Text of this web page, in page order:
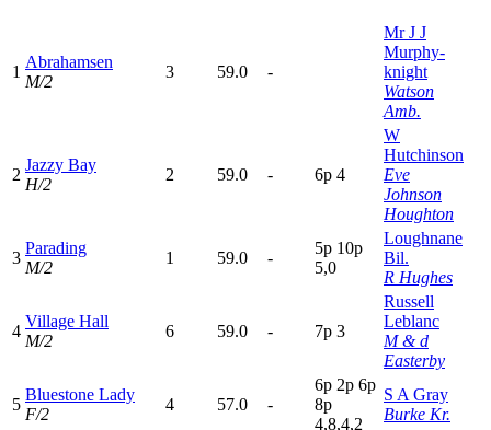
1
Abrahamsen
M/2
3 59.0 -
Mr J J
Murphy-
knight
Watson
Amb.
2
Jazzy Bay
H/2
2 59.0 - 6p 4
W
Hutchinson
Eve
Johnson
Houghton
3
Parading
M/2
1 59.0 -
5p 10p
5,0
Loughnane
Bil.
R Hughes
4
Village Hall
M/2
6 59.0 - 7p 3
Russell
Leblanc
M & d
Easterby
5
Bluestone Lady
F/2
4 57.0 -
6p 2p 6p
8p
4,8,4,2
S A Gray
Burke Kr.